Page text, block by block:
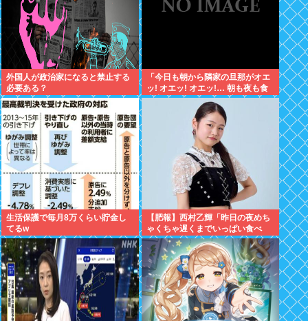
外国人が政治家になると禁止する
必要ある？
「今日も朝から隣家の旦那がオエ
ッ! オエッ! オエッ!… 朝も夜も食
事中もかなりえづきの音がして不
愉快な1日が始まります…」
生活保護で毎月8万くらい貯金し
てるw
【肥報】西村乙輝「昨日の夜めち
ゃくちゃ遅くまでいっぱい食べ
た。今日もいっぱい食べてやる」